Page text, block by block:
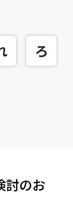
ろ
討のお